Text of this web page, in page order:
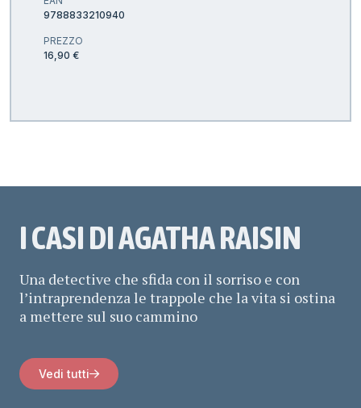
9788833210940
PREZZO
16,90 €
I CASI DI AGATHA RAISIN
Una detective che sfida con il sorriso e con
l’intraprendenza le trappole che la vita si ostina
a mettere sul suo cammino
Vedi tutti